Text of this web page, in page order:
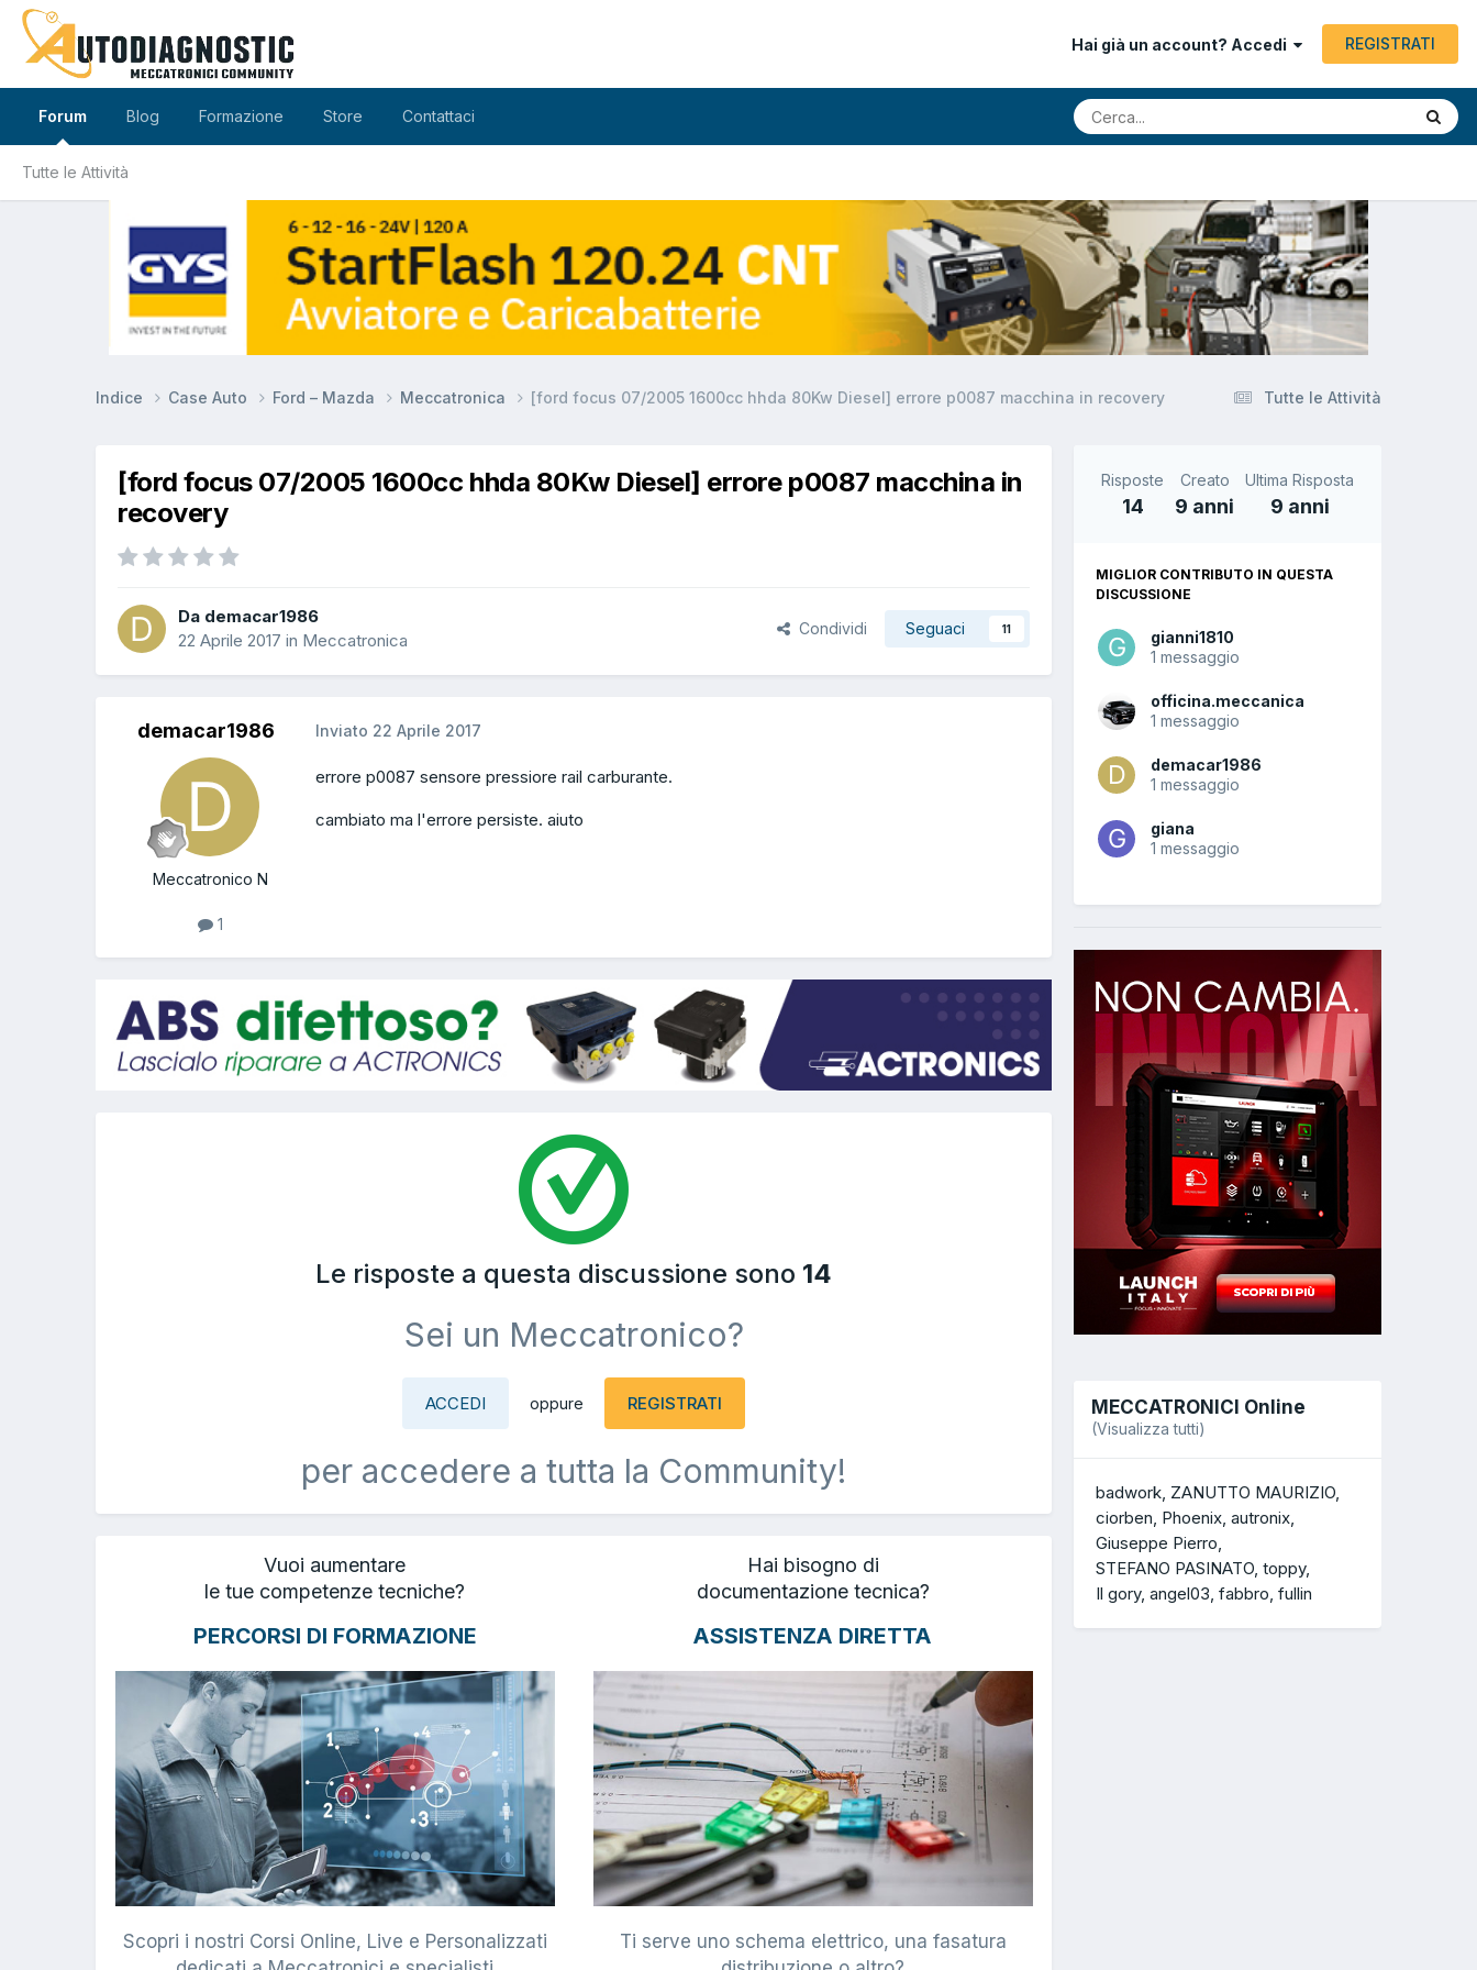
Hai già un account? Accedi REGISTRATI
Forum
Tutte le Attività
Blog Formazione Store Contattaci
Tutte le Attività
Indice Case Auto Ford – Mazda Meccatronica [ford focus 07/2005 1600cc hhda 80Kw Diesel] errore p0087 macchina in recovery
[ford focus 07/2005 1600cc hhda 80Kw Diesel] errore p0087 macchina in
recovery
Da demacar1986
22 Aprile 2017 in Meccatronica
Condividi Seguaci 11
demacar1986
Meccatronico N
1
Inviato 22 Aprile 2017
errore p0087 sensore pressiore rail carburante.
cambiato ma l'errore persiste. aiuto
Le risposte a questa discussione sono 14
Sei un Meccatronico?
ACCEDI oppure REGISTRATI
per accedere a tutta la Community!
Vuoi aumentare
le tue competenze tecniche?
PERCORSI DI FORMAZIONE
Scopri i nostri Corsi Online, Live e Personalizzati
Hai bisogno di
documentazione tecnica?
ASSISTENZA DIRETTA
Ti serve uno schema elettrico, una fasatura
Risposte
14
Creato
9 anni
Ultima Risposta
9 anni
MIGLIOR CONTRIBUTO IN QUESTA
DISCUSSIONE
gianni1810
1 messaggio
officina.meccanica
1 messaggio
demacar1986
1 messaggio
giana
1 messaggio
MECCATRONICI Online
(Visualizza tutti)
badwork ZANUTTO MAURIZIO
ciorben Phoenix autronix
Giuseppe Pierro
STEFANO PASINATO toppy
Il gory angel03 fabbro fullin